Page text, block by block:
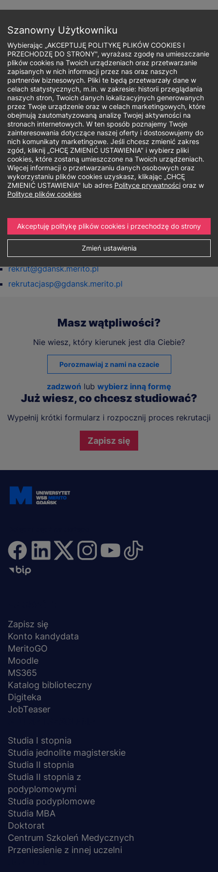
treści
Ścieżka
nawigacyjna
Jaki rodzaj studiów Cię interesuje?
Studia II stopnia
Biuro Rekrutacji
Uwaga! Kontakt telefoniczny możliwy jest tylko od pn- pt
w godzinach 9.00-16.00
Telefon:
+48 58 350 20 75
rekrut@gdansk.merito.pl
rekrutacjasp@gdansk.merito.pl
Masz wątpliwości?
Nie wiesz, który kierunek jest dla Ciebie?
Porozmawiaj z nami na czacie
zadzwoń lub wybierz inną formę
Już wiesz, co chcesz studiować?
Wypełnij krótki formularz i rozpocznij proces rekrutacji
Zapisz się
stopka
Zapisz się
Konto kandydata
MeritoGO
Moodle
MS365
Katalog biblioteczny
Digiteka
JobTeaser
Studia I stopnia
Studia jednolite magisterskie
Studia II stopnia
Studia II stopnia z
podyplomowymi
Studia podyplomowe
Studia MBA
Doktorat
Centrum Szkoleń Medycznych
Przeniesienie z innej uczelni
Szanowny Użytkowniku
Wybierając „AKCEPTUJĘ POLITYKĘ PLIKÓW COOKIES I
PRZECHODZĘ DO STRONY", wyrażasz zgodę na umieszczanie
plików cookies na Twoich urządzeniach oraz przetwarzanie
zapisanych w nich informacji przez nas oraz naszych
partnerów biznesowych. Pliki te będą przetwarzały dane w
celach statystycznych, m.in. w zakresie: historii przeglądania
naszych stron, Twoich danych lokalizacyjnych generowanych
przez Twoje urządzenie oraz w celach marketingowych, które
obejmują zautomatyzowaną analizę Twojej aktywności na
stronach internetowych. W ten sposób poznajemy Twoje
zainteresowania dotyczące naszej oferty i dostosowujemy do
nich komunikaty marketingowe. Jeśli chcesz zmienić zakres
zgód, kliknij „CHCĘ ZMIENIĆ USTAWIENIA" i wybierz pliki
cookies, które zostaną umieszczone na Twoich urządzeniach.
Więcej informacji o przetwarzaniu danych osobowych oraz
wykorzystaniu plików cookies uzyskasz, klikając „CHCĘ
ZMIENIĆ USTAWIENIA" lub adres Polityce prywatności oraz w
Polityce plików cookies
Zmień ustawienia
Akceptuję politykę plików cookies i przechodzę do strony